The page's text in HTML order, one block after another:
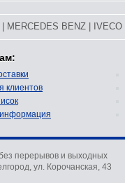
MERCEDES BENZ IVECO
клиентов
перерывов и выходных
ул. Корочанская, 43